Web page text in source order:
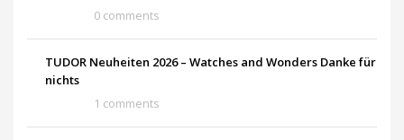
0 comments
TUDOR Neuheiten 2026 – Watches and Wonders Danke für
nichts
1 comments